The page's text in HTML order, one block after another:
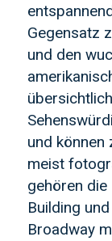
Gegensatz
und den
und können
meist
gehören
Building
Broadway